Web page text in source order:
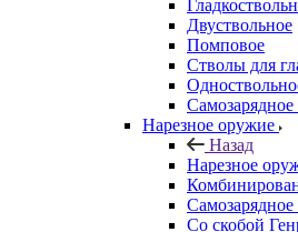
Двуствольное
Помповое
Стволы для
Самозарядное
Нарезное оружие
Назад
Нарезное
Самозарядное
Со скобой